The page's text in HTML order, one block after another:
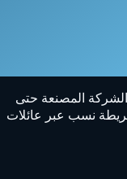
المصنعة حتى
نسب عبر عائلات